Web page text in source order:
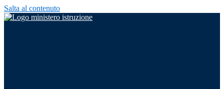
Salta al contenuto